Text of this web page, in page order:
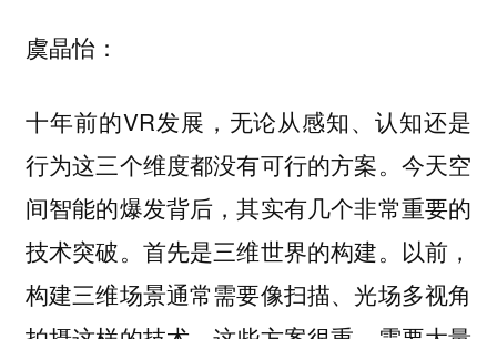
虞晶怡：
十年前的VR发展，无论从感知、认知还是
行为这三个维度都没有可行的方案。今天空
间智能的爆发背后，其实有几个非常重要的
技术突破。首先是三维世界的构建。以前，
构建三维场景通常需要像扫描、光场多视角